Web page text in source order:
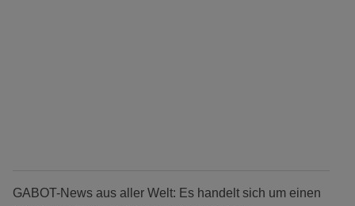
GABOT-News aus aller Welt: Es handelt sich um einen